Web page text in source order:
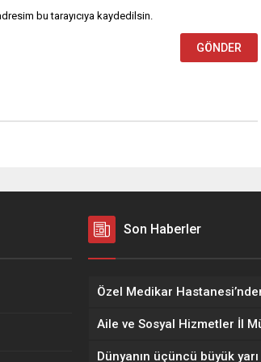
bu tarayıcıya kaydedilsin.
Son Haberler